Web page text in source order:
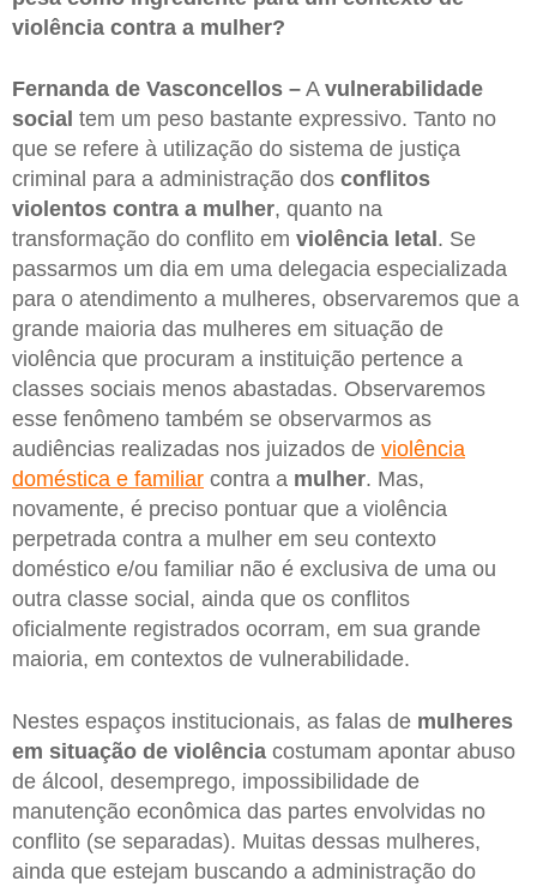
violência contra a mulher?
Fernanda de Vasconcellos – A vulnerabilidade
social tem um peso bastante expressivo. Tanto no
que se refere à utilização do sistema de justiça
criminal para a administração dos conflitos
violentos contra a mulher, quanto na
transformação do conflito em violência letal . Se
passarmos um dia em uma delegacia especializada
para o atendimento a mulheres, observaremos que a
grande maioria das mulheres em situação de
violência que procuram a instituição pertence a
classes sociais menos abastadas. Observaremos
esse fenômeno também se observarmos as
audiências realizadas nos juizados de violência
doméstica e familiar contra a mulher. Mas,
novamente, é preciso pontuar que a violência
perpetrada contra a mulher em seu contexto
doméstico e/ou familiar não é exclusiva de uma ou
outra classe social, ainda que os conflitos
oficialmente registrados ocorram, em sua grande
maioria, em contextos de vulnerabilidade.
Nestes espaços institucionais, as falas de mulheres
em situação de violência costumam apontar abuso
de álcool, desemprego, impossibilidade de
manutenção econômica das partes envolvidas no
conflito (se separadas). Muitas dessas mulheres,
ainda que estejam buscando a administração do